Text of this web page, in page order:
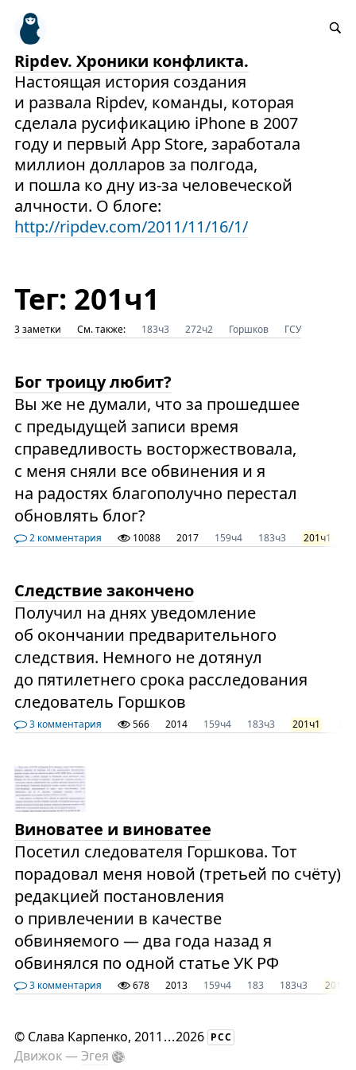
Ripdev. Хроники конфликта.
Настоящая история создания
и развала Ripdev, команды, которая
сделала русификацию iPhone в 2007
году и первый App Store, заработала
миллион долларов за полгода,
и пошла ко дну из-за человеческой
алчности. О блоге:
http://ripdev.com/2011/11/16/1/
Тег: 201ч1
3 заметки См. также: 183ч3 272ч2 Горшков ГСУ
Бог троицу любит?
Вы же не думали, что за прошедшее
с предыдущей записи время
справедливость восторжествовала,
с меня сняли все обвинения и я
на радостях благополучно перестал
обновлять блог?
2 комментария 10088 2017 159ч4 183ч3 201ч1
Следствие закончено
Получил на днях уведомление
об окончании предварительного
следствия. Немного не дотянул
до пятилетнего срока расследования
следователь Горшков
3 комментария 566 2014 159ч4 183ч3 201ч1
Виноватее и виноватее
Посетил следователя Горшкова. Тот
порадовал меня новой (третьей по счёту)
редакцией постановления
о привлечении в качестве
обвиняемого — два года назад я
обвинялся по одной статье УК РФ
3 комментария 678 2013 159ч4 183 183ч3 201ч1
© Слава Карпенко, 2011 ...2026 РСС
Движок —Эгея